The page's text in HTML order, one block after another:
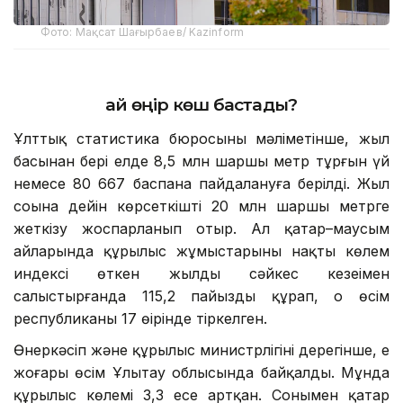
Фото: Мақсат Шағырбаев/ Kazinform
Қай өңір көш бастады?
Ұлттық статистика бюросының мәліметінше, жыл
басынан бері елде 8,5 млн шаршы метр тұрғын үй
немесе 80 667 баспана пайдалануға берілді. Жыл
соңына дейін көрсеткішті 20 млн шаршы метрге
жеткізу жоспарланып отыр. Ал қаңтар–маусым
айларында құрылыс жұмыстарының нақты көлем
индексі өткен жылдың сәйкес кезеңімен
салыстырғанда 115,2 пайызды құрап, оң өсім
республиканың 17 өңірінде тіркелген.
Өнеркәсіп және құрылыс министрлігінің дерегінше, ең
жоғары өсім Ұлытау облысында байқалды. Мұнда
құрылыс көлемі 3,3 есе артқан. Сонымен қатар